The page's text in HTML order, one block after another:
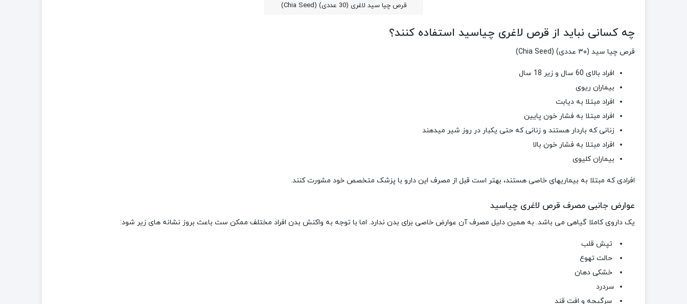
قرص چیا سید لاغری (30 عددی) (Chia Seed)
چه کسانی نباید از قرص لاغری چیاسید استفاده کنند؟
قرص چیا سید (۳۰ عددی) (Chia Seed)
افراد بالای 60 سال و زیر 18 سال
بیماران ریوی
افراد مبتلا به دیابت
افراد مبتلا به فشار خون پایین
زنانی که باردار هستند و زنانی که حتی یکبار در روز شیر می­دهند
افراد مبتلا به فشار خون بالا
بیماران کلیوی
افرادی که مبتلا به بیماری­های خاصی هستند، بهتر است قبل از مصرف این دارو با پزشک متخصص خود مشورت کنند.
عوارض جانبی مصرف قرص لاغری چیاسید
یک داروی کاملا گیاهی می باشد. به همین دلیل مصرف آن عوارض خاصی برای بدن ندارد. اما با توجه به واکنش بدن افراد مختلف ممکن ست باعث بروز نشانه های زیر شود:
تپش قلب
حالت تهوع
خشکی دهان
سردرد
سرگیجه و افت قند